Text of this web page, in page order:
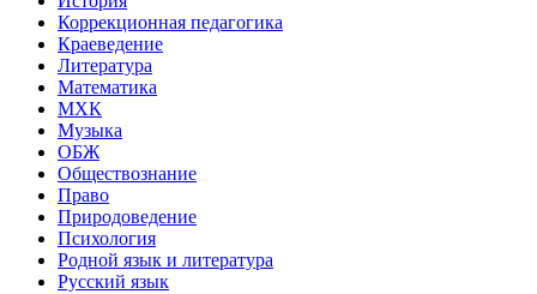
Коррекционная педагогика
Краеведение
Литература
Математика
МХК
Музыка
ОБЖ
Обществознание
Право
Природоведение
Психология
Родной язык и литература
Русский язык